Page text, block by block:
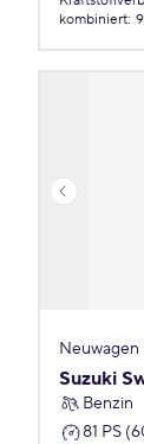
kombiniert:
Neuwagen
Suzuki
Benzin
81 PS